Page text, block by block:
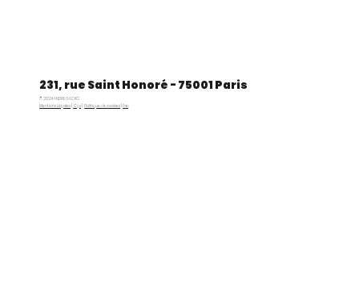
231, rue Saint Honoré - 75001 Paris
© 2024 ANDRE GACKO
Mentions Légales Cgv| Politique de cookies Faq